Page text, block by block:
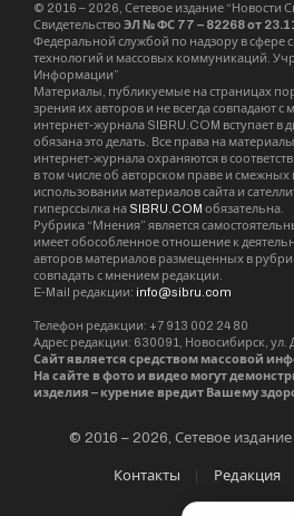
© 2016 – 2026, Сетевое издание “Новости
Свидетельство ЭЛ № ФС 77 – 82268 от
Федеральной службой по надзору в сфере
технологий и массовых коммуникаций.
Информации”
Материалы, публикуемые на страницах
зрения их авторов и не всегда совпадают
интернет-журнала SIBRU.COM вступает в
обязана это делать. Все права на
интернет-журнала охраняются в
в том числе об авторском праве и
использовании материалов сайта и
гиперссылка на SIBRU.COM обязательна.
Рубрика “Мнения” является
имеет обособленное отношение к
авторов материалов размещенных в
совпадать с мнением редакции.
E-Mail редакции: info@sibru.com
Телефон редакции: +7 913 002 24 80
Адрес редакции: 630091, Новосибирск, ул.
Сайт является средством массовой
На сайте в фото и видео могут
изделия – курение вредит Вашему
© 2016 – 2026, Сетевое
Контакты Редакция